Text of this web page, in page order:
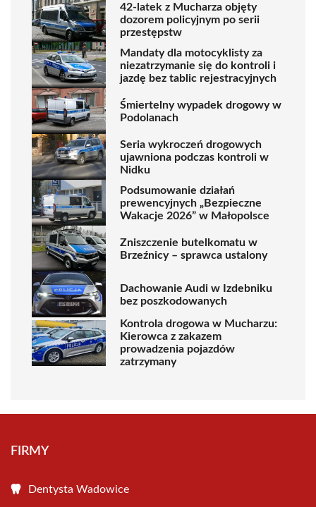
42-latek z Mucharza objęty
dozorem policyjnym po serii
przestępstw
Mandaty dla motocyklisty za
niezatrzymanie się do kontroli i
jazdę bez tablic rejestracyjnych
Śmiertelny wypadek drogowy w
Podolanach
Seria wykroczeń drogowych
ujawniona podczas kontroli w
Nidku
Podsumowanie działań
prewencyjnych „Bezpieczne
Wakacje 2026” w Małopolsce
Zniszczenie butelkomatu w
Brzeźnicy – sprawca ustalony
Dachowanie Audi w Izdebniku
bez poszkodowanych
Kontrola drogowa w Mucharzu:
Kierowca z zakazem
prowadzenia pojazdów
zatrzymany
FIRMY
Dentysta Wadowice